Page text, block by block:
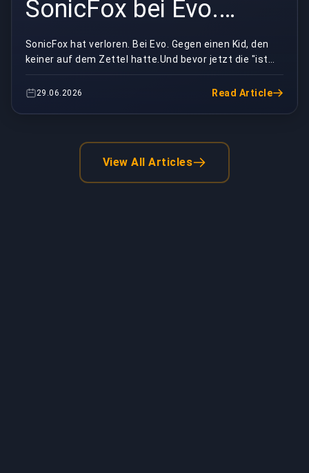
SonicFox bei Evo.
2XKO hat einen King
SonicFox hat verloren. Bei Evo. Gegen einen Kid, den
keiner auf dem Zettel hatte.Und bevor jetzt die "ist
doch nur ein Turnier"-Antworten reinflattern...
29.06.2026 Read Article
View All Articles